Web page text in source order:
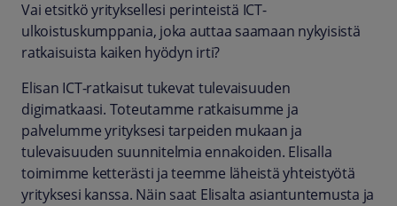
Vai etsitkö yrityksellesi perinteistä ICT-
ulkoistuskumppania, joka auttaa saamaan nykyisistä
ratkaisuista kaiken hyödyn irti?
Elisan ICT-ratkaisut tukevat tulevaisuuden
digimatkaasi. Toteutamme ratkaisumme ja
palvelumme yrityksesi tarpeiden mukaan ja
tulevaisuuden suunnitelmia ennakoiden. Elisalla
toimimme ketterästi ja teemme läheistä yhteistyötä
yrityksesi kanssa. Näin saat Elisalta asiantuntemusta ja